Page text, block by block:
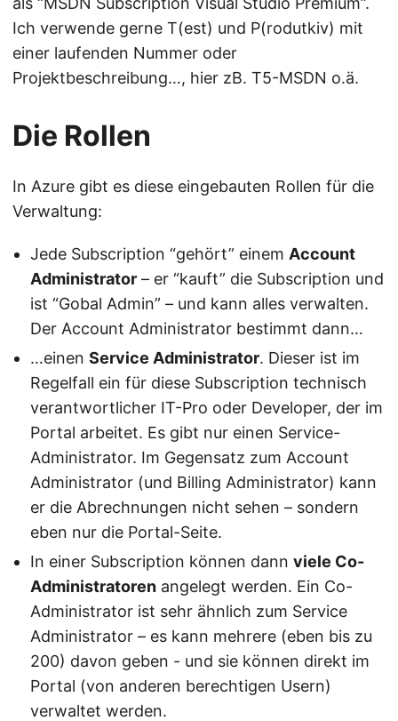
Ich verwende gerne T(est) und P(rodutkiv) mit
einer laufenden Nummer oder
Projektbeschreibung…, hier zB. T5-MSDN o.ä.
Die Rollen
In Azure gibt es diese eingebauten Rollen für die
Verwaltung:
Jede Subscription “gehört” einem Account
Administrator – er “kauft” die Subscription und
ist “Gobal Admin” – und kann alles verwalten.
Der Account Administrator bestimmt dann…
…einen Service Administrator. Dieser ist im
Regelfall ein für diese Subscription technisch
verantwortlicher IT-Pro oder Developer, der im
Portal arbeitet. Es gibt nur einen Service-
Administrator. Im Gegensatz zum Account
Administrator (und Billing Administrator) kann
er die Abrechnungen nicht sehen – sondern
eben nur die Portal-Seite.
In einer Subscription können dann viele Co-
Administratoren angelegt werden. Ein Co-
Administrator ist sehr ähnlich zum Service
Administrator – es kann mehrere (eben bis zu
200) davon geben - und sie können direkt im
Portal (von anderen berechtigen Usern)
verwaltet werden.